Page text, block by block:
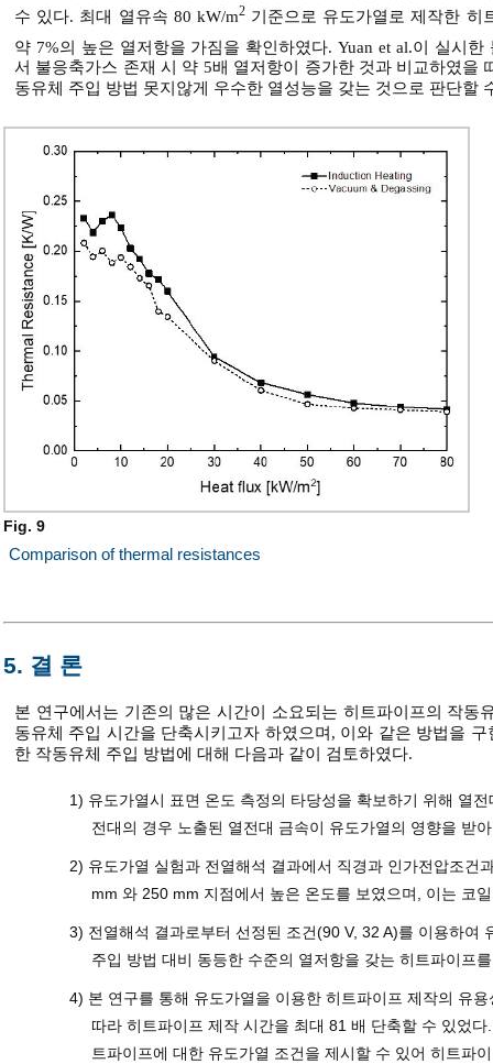
수 있다. 최대 열유속 80 kW/m2기준으로 유도가열로 제작한 히
약 7%의 높은 열저항을 가짐을 확인하였다. Yuan et al.이 실시
서 불응축가스 존재 시 약 5배 열저항이 증가한 것과 비교하였을
동유체 주입 방법 못지않게 우수한 열성능을 갖는 것으로 판단할
Fig. 9
Comparison of thermal resistances
5. 결 론
본 연구에서는 기존의 많은 시간이 소요되는 히트파이프의 작
동유체 주입 시간을 단축시키고자 하였으며, 이와 같은 방법을
한 작동유체 주입 방법에 대해 다음과 같이 검토하였다.
1) 유도가열시 표면 온도 측정의 타당성을 확보하기 위해 열
전대의 경우 노출된 열전대 금속이 유도가열의 영향을 받
2) 유도가열 실험과 전열해석 결과에서 직경과 인가전압조
mm 와 250 mm 지점에서 높은 온도를 보였으며, 이는 코
3) 전열해석 결과로부터 선정된 조건(90 V, 32 A)를 이용하여
주입 방법 대비 동등한 수준의 열저항을 갖는 히트파이프
4) 본 연구를 통해 유도가열을 이용한 히트파이프 제작의 유
따라 히트파이프 제작 시간을 최대 81 배 단축할 수 있었
트파이프에 대한 유도가열 조건을 제시할 수 있어 히트파